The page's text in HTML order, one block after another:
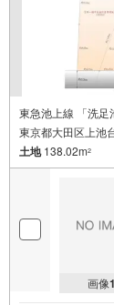
東急池上線 「洗足
東京都大田区上池
土地138.02m2
画像1